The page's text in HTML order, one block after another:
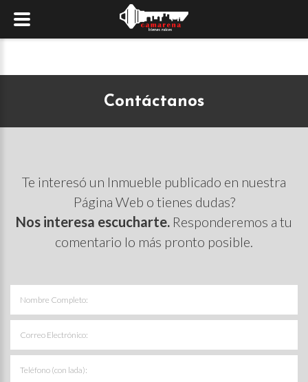
Contáctanos
Te interesó un Inmueble publicado en nuestra
Página Web o tienes dudas?
Nos interesa escucharte. Responderemos a tu
comentario lo más pronto posible.